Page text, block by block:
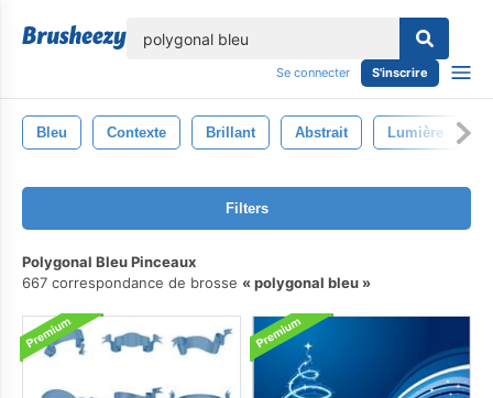
Se connecter S'inscrire
Bleu Contexte Brillant Abstrait Lumière
Filters
Polygonal Bleu Pinceaux
667 correspondance de brosse
polygonal bleu